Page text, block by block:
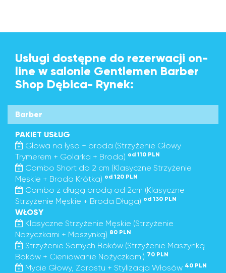
Usługi dostępne do rezerwacji on-
line w salonie Gentlemen Barber
Shop Dębica- Rynek:
Barber
PAKIET USŁUG
Głowa na łyso + broda (Strzyżenie Głowy
Trymerem + Golarka + Broda) od 110 PLN
Combo Short do 2 cm (Klasyczne Strzyżenie
Męskie + Broda Krótka) od 120 PLN
Combo z długą brodą od 2cm (Klasyczne
Strzyżenie Męskie + Broda Długa) od 130 PLN
WŁOSY
Klasyczne Strzyżenie Męskie (Strzyżenie
Nożyczkami + Maszynką) 80 PLN
Strzyżenie Samych Boków (Strzyżenie Maszynką
Boków + Cieniowanie Nożyczkami) 70 PLN
Mycie Głowy, Zarostu + Stylizacja Włosów 40 PLN